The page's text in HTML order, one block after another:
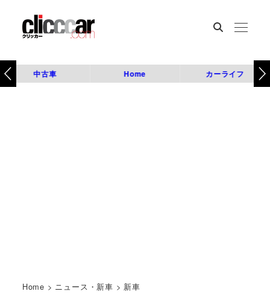
中古車 Home カーライフ
Home > ニュース・新車 > 新車